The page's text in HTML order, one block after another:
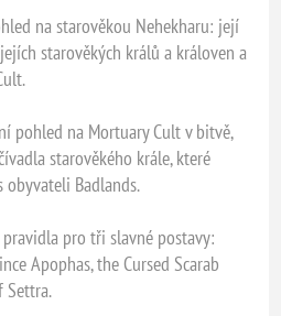
na starověkou Nehekharu: její
starověkých králů a královen a
pohled na Mortuary Cult v bitvě,
starověkého krále, které
Badlands.
pravidla pro tři slavné postavy:
Apophas, the Cursed Scarab
Settra.